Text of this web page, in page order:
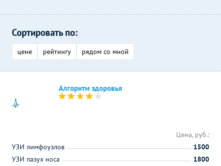
Сортировать по:
цене рейтингу рядом со мной
Алгоритм здоровья
Цена, руб.:
УЗИ лимфоузлов
1500
УЗИ пазух носа
1800